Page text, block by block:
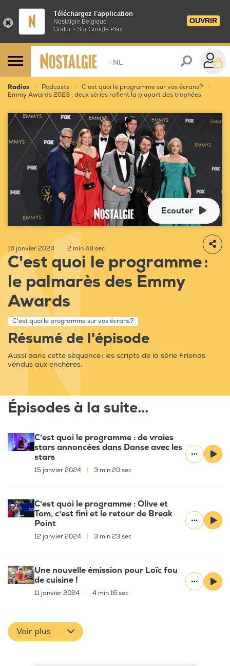
Téléchargez l'application
Nostalgie Belgique
Gratuit - Sur Google Play
OUVRIR
> NL
Radios Podcasts
C'est quoi le programme sur vos écrans?
Emmy Awards 2023 : deux séries raflent la plupart des trophées
Ecouter
16 janvier 2024 2 min 48 sec
C'est quoi le programme :
le palmarès des Emmy
Awards
C'est quoi le programme sur vos écrans?
Résumé de l'épisode
Aussi dans cette séquence : les scripts de la série Friends
vendus aux enchères.
Épisodes à la suite...
C'est quoi le programme : de vraies
stars annoncées dans Danse avec les
stars
15 janvier 2024 3 min 20 sec
C'est quoi le programme : Olive et
Tom, c'est fini et le retour de Break
Point
12 janvier 2024 3 min 23 sec
Une nouvelle émission pour Loïc fou
de cuisine !
11 janvier 2024 4 min 16 sec
Voir plus